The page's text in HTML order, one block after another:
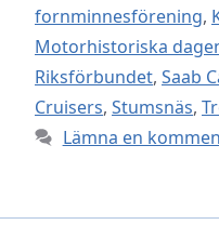
fornminnesförening,
Motorhistoriska
Riksförbundet, Saab
Cruisers, Stumsnäs,
Lämna en